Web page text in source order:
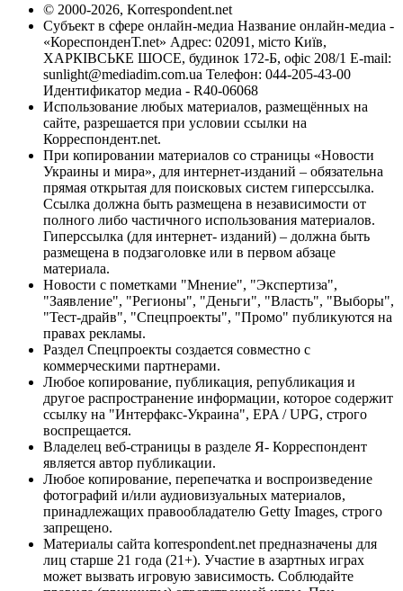
© 2000-2026, Korrespondent.net
Субъект в сфере онлайн-медиа Название онлайн-медиа -
«КореспонденТ.net» Адрес: 02091, місто Київ,
ХАРКІВСЬКЕ ШОСЕ, будинок 172-Б, офіс 208/1 E-mail:
sunlight@mediadim.com.ua Телефон: 044-205-43-00
Идентификатор медиа - R40-06068
Использование любых материалов, размещённых на
сайте, разрешается при условии ссылки на
Корреспондент.net.
При копировании материалов со страницы «Новости
Украины и мира», для интернет-изданий – обязательна
прямая открытая для поисковых систем гиперссылка.
Ссылка должна быть размещена в независимости от
полного либо частичного использования материалов.
Гиперссылка (для интернет- изданий) – должна быть
размещена в подзаголовке или в первом абзаце
материала.
Новости с пометками "Мнение", "Экспертиза",
"Заявление", "Регионы", "Деньги", "Власть", "Выборы",
"Тест-драйв", "Спецпроекты", "Промо" публикуются на
правах рекламы.
Раздел Спецпроекты создается совместно с
коммерческими партнерами.
Любое копирование, публикация, републикация и
другое распространение информации, которое содержит
ссылку на "Интерфакс-Украина", EPA / UPG, строго
воспрещается.
Владелец веб-страницы в разделе Я- Корреспондент
является автор публикации.
Любое копирование, перепечатка и воспроизведение
фотографий и/или аудиовизуальных материалов,
принадлежащих правообладателю Getty Images, строго
запрещено.
Материалы сайта korrespondent.net предназначены для
лиц старше 21 года (21+). Участие в азартных играх
может вызвать игровую зависимость. Соблюдайте